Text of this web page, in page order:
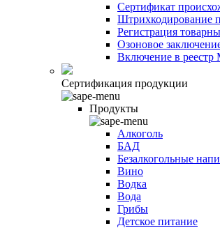
Сертификат
Штрихкодирование
Регистрация
Озоновое
Включение в реестр
Сертификация продукции
Продукты
Алкоголь
БАД
Безалкогольные
Вино
Водка
Вода
Грибы
Детское питание